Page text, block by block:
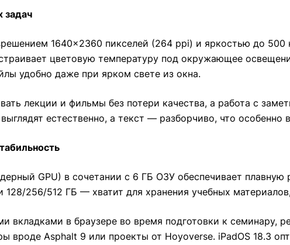
задач
1640×2360 пикселей (264 ppi) и яркостью до 500
цветовую температуру под окружающее
удобно даже при ярком свете из окна.
лекции и фильмы без потери качества, а работа с
естественно, а текст — разборчиво, что
GPU) в сочетании с 6 ГБ ОЗУ обеспечивает
256/512 ГБ — хватит для хранения учебных
вкладками в браузере во время подготовки к семинару,
вроде Asphalt 9 или проекты от Hoyoverse. iPadOS 18.3